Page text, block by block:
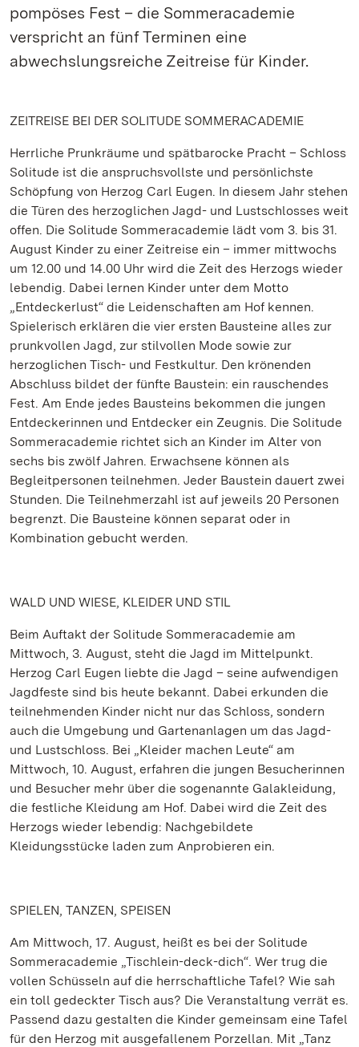
pompöses Fest – die Sommeracademie
verspricht an fünf Terminen eine
abwechslungsreiche Zeitreise für Kinder.
ZEITREISE BEI DER SOLITUDE SOMMERACADEMIE
Herrliche Prunkräume und spätbarocke Pracht – Schloss
Solitude ist die anspruchsvollste und persönlichste
Schöpfung von Herzog Carl Eugen. In diesem Jahr stehen
die Türen des herzoglichen Jagd- und Lustschlosses weit
offen. Die Solitude Sommeracademie lädt vom 3. bis 31.
August Kinder zu einer Zeitreise ein – immer mittwochs
um 12.00 und 14.00 Uhr wird die Zeit des Herzogs wieder
lebendig. Dabei lernen Kinder unter dem Motto
„Entdeckerlust“ die Leidenschaften am Hof kennen.
Spielerisch erklären die vier ersten Bausteine alles zur
prunkvollen Jagd, zur stilvollen Mode sowie zur
herzoglichen Tisch- und Festkultur. Den krönenden
Abschluss bildet der fünfte Baustein: ein rauschendes
Fest. Am Ende jedes Bausteins bekommen die jungen
Entdeckerinnen und Entdecker ein Zeugnis. Die Solitude
Sommeracademie richtet sich an Kinder im Alter von
sechs bis zwölf Jahren. Erwachsene können als
Begleitpersonen teilnehmen. Jeder Baustein dauert zwei
Stunden. Die Teilnehmerzahl ist auf jeweils 20 Personen
begrenzt. Die Bausteine können separat oder in
Kombination gebucht werden.
WALD UND WIESE, KLEIDER UND STIL
Beim Auftakt der Solitude Sommeracademie am
Mittwoch, 3. August, steht die Jagd im Mittelpunkt.
Herzog Carl Eugen liebte die Jagd – seine aufwendigen
Jagdfeste sind bis heute bekannt. Dabei erkunden die
teilnehmenden Kinder nicht nur das Schloss, sondern
auch die Umgebung und Gartenanlagen um das Jagd-
und Lustschloss. Bei „Kleider machen Leute“ am
Mittwoch, 10. August, erfahren die jungen Besucherinnen
und Besucher mehr über die sogenannte Galakleidung,
die festliche Kleidung am Hof. Dabei wird die Zeit des
Herzogs wieder lebendig: Nachgebildete
Kleidungsstücke laden zum Anprobieren ein.
SPIELEN, TANZEN, SPEISEN
Am Mittwoch, 17. August, heißt es bei der Solitude
Sommeracademie „Tischlein-deck-dich“. Wer trug die
vollen Schüsseln auf die herrschaftliche Tafel? Wie sah
ein toll gedeckter Tisch aus? Die Veranstaltung verrät es.
Passend dazu gestalten die Kinder gemeinsam eine Tafel
für den Herzog mit ausgefallenem Porzellan. Mit „Tanz